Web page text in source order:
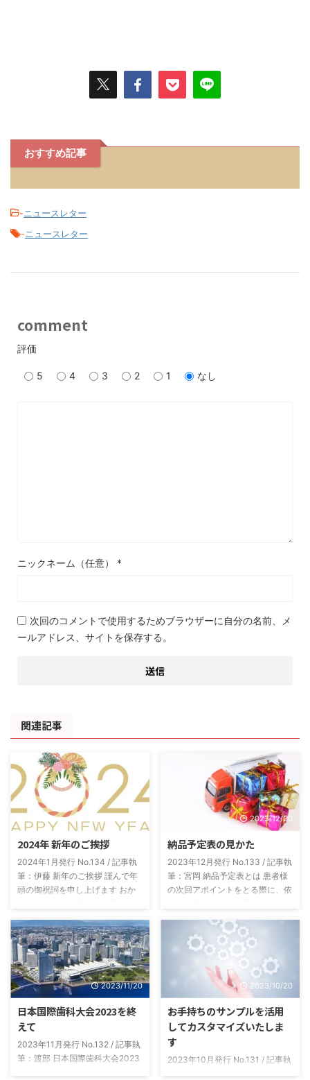
おすすめ記事
-ニュースレター
-ニュースレター
comment
評価
5 4 3 2 1 なし
ニックネーム（任意） *
次回のコメントで使用するためブラウザーに自分の名前、メ
ールアドレス、サイトを保存する。
関連記事
2024年 新年のご挨拶
2024年1月発行 No.134 / 記事執
筆：伊藤 新年のご挨拶 謹んで年
頭の御祝詞を申し上げます おか
もひとえに皆々様のご支援の賜物
と感謝いたしております 本年も
なお一層の誠意をもって社員一同
業務に邁進いたしますので 変わ
らぬご指導のほどよろしくお願い
申し上げます 令和六年 元旦 株式
会社スリービー・ラボラトリーズ
代表取締役 伊藤 健 ニュースレ
ター Vol.134-2024.01月号
2023/12/20
納品予定表の見かた
2023年12月発行 No.133 / 記事執
筆：宮岡 納品予定表とは 患者様
の次回アポイントをとる際に、依
品されるかがパッとわかる表にし
たのが納品予定表です。 製作補
綴物と本数ごとに、今日発送した
ら最短でいつ届くかがわかるよう
になっています。 納品予定表の
種類 当社からの発送はクロネコ
ヤマト便を使用しています。納品
予定表は、発送日の「翌日到着エ
リア用」と「翌々日到着エリア
用」の2種類を用意しています。
2023/11/20
日本国際歯科大会2023を終
えて
2023年11月発行 No.132 / 記事執
筆：渡部 日本国際歯科大会2023
2023/10/20
お手持ちのサンプルを活用
してカスタマイズいたしま
す
2023年10月発行 No.131 / 記事執